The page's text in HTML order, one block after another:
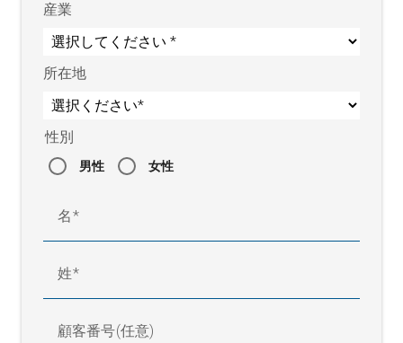
産業
所在地
性別
男性 女性
名
姓
顧客番号(任意)